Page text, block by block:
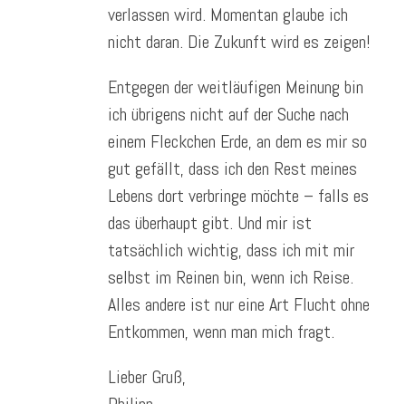
verlassen wird. Momentan glaube ich
nicht daran. Die Zukunft wird es zeigen!
Entgegen der weitläufigen Meinung bin
ich übrigens nicht auf der Suche nach
einem Fleckchen Erde, an dem es mir so
gut gefällt, dass ich den Rest meines
Lebens dort verbringe möchte – falls es
das überhaupt gibt. Und mir ist
tatsächlich wichtig, dass ich mit mir
selbst im Reinen bin, wenn ich Reise.
Alles andere ist nur eine Art Flucht ohne
Entkommen, wenn man mich fragt.
Lieber Gruß,